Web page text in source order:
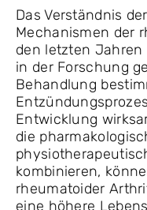
Das Verständnis
Mechanismen der
den letzten
in der Forschung
Behandlung
Entwicklung
die
kombinieren,
rheumatoider
eine höhere